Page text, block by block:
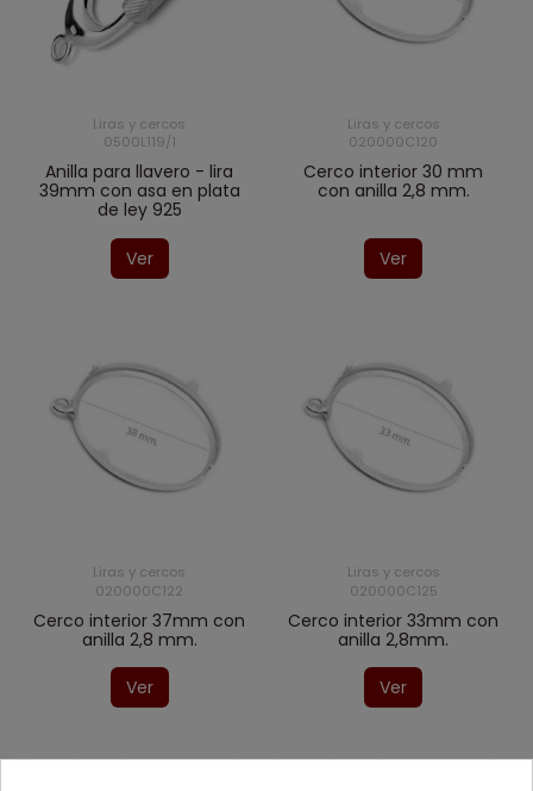
Liras y cercos
0500L119/1
Anilla para llavero - lira
39mm con asa en plata
de ley 925
Ver
Liras y cercos
020000C120
Cerco interior 30 mm
con anilla 2,8 mm.
Ver
Liras y cercos
020000C122
Cerco interior 37mm con
anilla 2,8 mm.
Ver
Liras y cercos
020000C125
Cerco interior 33mm con
anilla 2,8mm.
Ver